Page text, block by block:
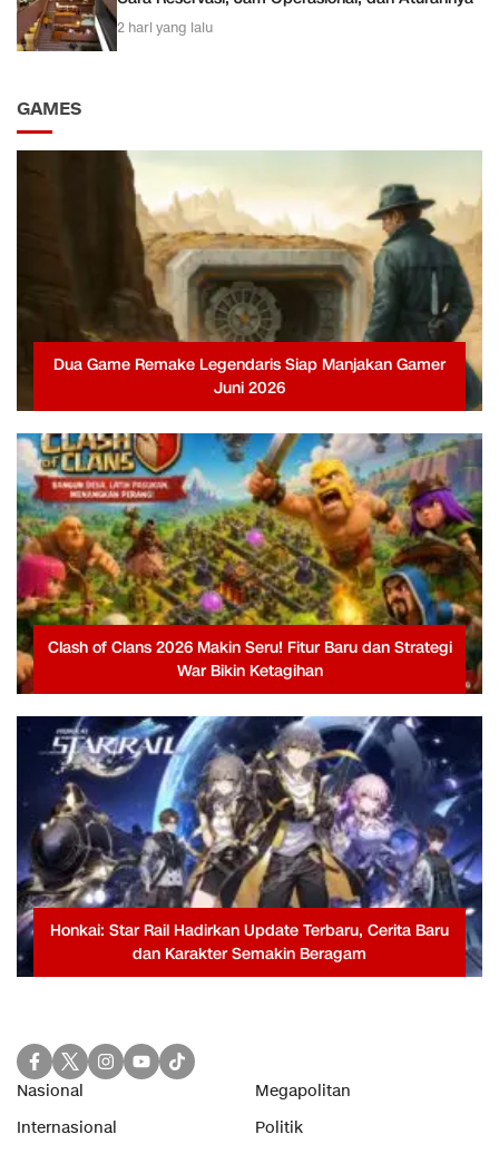
2 hari yang lalu
GAMES
Dua Game Remake Legendaris Siap Manjakan Gamer
Juni 2026
Clash of Clans 2026 Makin Seru! Fitur Baru dan Strategi
War Bikin Ketagihan
Honkai: Star Rail Hadirkan Update Terbaru, Cerita Baru
dan Karakter Semakin Beragam
Nasional
Megapolitan
Internasional
Politik